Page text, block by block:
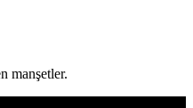
manşetler.